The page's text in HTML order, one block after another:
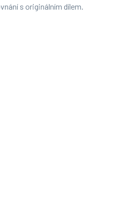
s originálním dílem.